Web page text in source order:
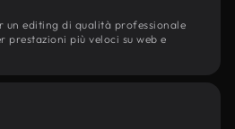
un editing di qualità professionale
prestazioni più veloci su web e